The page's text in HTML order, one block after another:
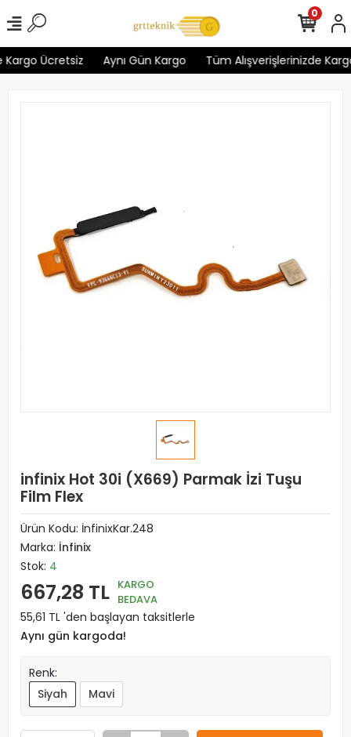
Ücretsiz Aynı Gün Kargo Tüm Alışverişlerinizde
0
infinix Hot 30i (X669) Parmak İzi Tuşu
Film Flex
Ürün Kodu: İnfinixKar.248
Marka: İnfinix
Stok: 4
667,28 TL KARGO
BEDAVA
55,61 TL 'den başlayan taksitlerle
Aynı gün kargoda!
Renk:
Siyah
Mavi